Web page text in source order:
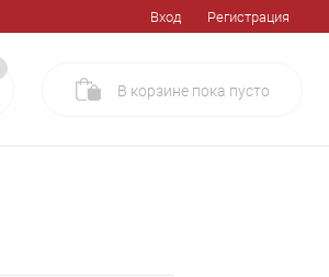
Вход Регистрация
В корзине пока пусто